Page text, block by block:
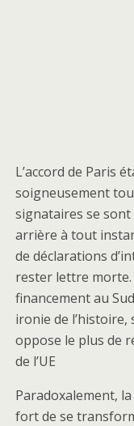
L’accord de Paris
soigneusement
signataires se
arrière à tout
de déclarations
rester lettre
financement au
ironie de l’histoire,
oppose le plus de
de l’UE
Paradoxalement,
fort de se